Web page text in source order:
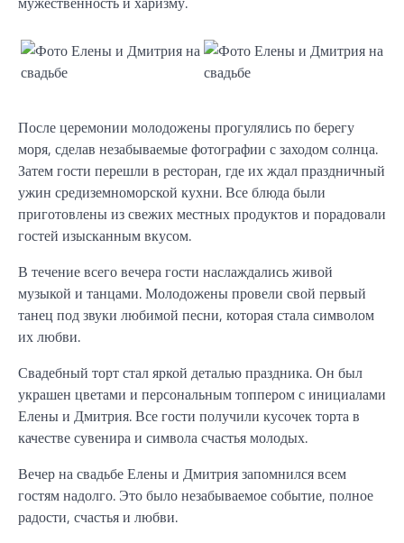
После церемонии молодожены прогулялись по берегу
моря, сделав незабываемые фотографии с заходом солнца.
Затем гости перешли в ресторан, где их ждал праздничный
ужин средиземноморской кухни. Все блюда были
приготовлены из свежих местных продуктов и порадовали
гостей изысканным вкусом.
В течение всего вечера гости наслаждались живой
музыкой и танцами. Молодожены провели свой первый
танец под звуки любимой песни, которая стала символом
их любви.
Свадебный торт стал яркой деталью праздника. Он был
украшен цветами и персональным топпером с инициалами
Елены и Дмитрия. Все гости получили кусочек торта в
качестве сувенира и символа счастья молодых.
Вечер на свадьбе Елены и Дмитрия запомнился всем
гостям надолго. Это было незабываемое событие, полное
радости, счастья и любви.